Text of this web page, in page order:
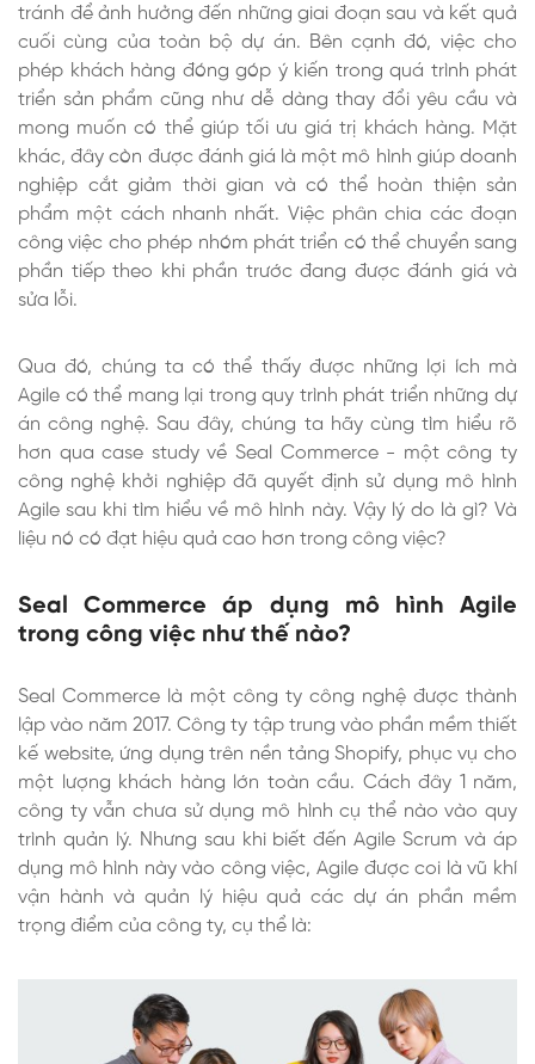
tránh để ảnh hưởng đến những giai đoạn sau và kết quả
cuối cùng của toàn bộ dự án. Bên cạnh đó, việc cho
phép khách hàng đóng góp ý kiến trong quá trình phát
triển sản phẩm cũng như dễ dàng thay đổi yêu cầu và
mong muốn có thể giúp tối ưu giá trị khách hàng. Mặt
khác, đây còn được đánh giá là một mô hình giúp doanh
nghiệp cắt giảm thời gian và có thể hoàn thiện sản
phẩm một cách nhanh nhất. Việc phân chia các đoạn
công việc cho phép nhóm phát triển có thể chuyển sang
phần tiếp theo khi phần trước đang được đánh giá và
sửa lỗi.
Qua đó, chúng ta có thể thấy được những lợi ích mà
Agile có thể mang lại trong quy trình phát triển những dự
án công nghệ. Sau đây, chúng ta hãy cùng tìm hiểu rõ
hơn qua case study về Seal Commerce - một công ty
công nghệ khởi nghiệp đã quyết định sử dụng mô hình
Agile sau khi tìm hiểu về mô hình này. Vậy lý do là gì? Và
liệu nó có đạt hiệu quả cao hơn trong công việc?
Seal Commerce áp dụng mô hình Agile
trong công việc như thế nào?
Seal Commerce là một công ty công nghệ được thành
lập vào năm 2017. Công ty tập trung vào phần mềm thiết
kế website, ứng dụng trên nền tảng Shopify, phục vụ cho
một lượng khách hàng lớn toàn cầu. Cách đây 1 năm,
công ty vẫn chưa sử dụng mô hình cụ thể nào vào quy
trình quản lý. Nhưng sau khi biết đến Agile Scrum và áp
dụng mô hình này vào công việc, Agile được coi là vũ khí
vận hành và quản lý hiệu quả các dự án phần mềm
trọng điểm của công ty, cụ thể là: